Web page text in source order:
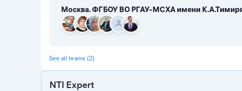
Москва. ФГБОУ ВО РГАУ-МСХА имени
See all teams (2)
NTI Expert